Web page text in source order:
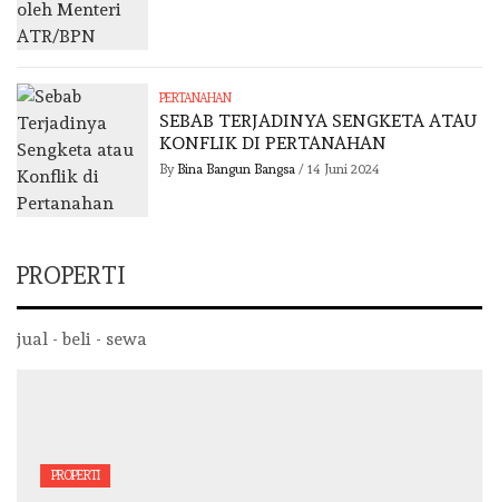
PERTANAHAN
SEBAB TERJADINYA SENGKETA ATAU
KONFLIK DI PERTANAHAN
By Bina Bangun Bangsa / 14 Juni 2024
PROPERTI
jual - beli - sewa
PROPERTI